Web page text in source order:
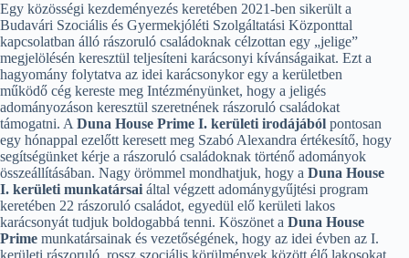
Egy közösségi kezdeményezés keretében 2021-ben sikerült a
Budavári Szociális és Gyermekjóléti Szolgáltatási Központtal
kapcsolatban álló rászoruló családoknak célzottan egy „jelige”
megjelölésén keresztül teljesíteni karácsonyi kívánságaikat. Ezt a
hagyomány folytatva az idei karácsonykor egy a kerületben
működő cég kereste meg Intézményünket, hogy a jeligés
adományozáson keresztül szeretnének rászoruló családokat
támogatni. A Duna House Prime I. kerületi irodájából pontosan
egy hónappal ezelőtt keresett meg Szabó Alexandra értékesítő, hogy
segítségünket kérje a rászoruló családoknak történő adományok
összeállításában. Nagy örömmel mondhatjuk, hogy a Duna House
I. kerületi munkatársai által végzett adománygyűjtési program
keretében 22 rászoruló családot, egyedül elő kerületi lakos
karácsonyát tudjuk boldogabbá tenni. Köszönet a Duna House
Prime munkatársainak és vezetőségének, hogy az idei évben az I.
kerületi rászoruló, rossz szociális körülmények között élő lakosokat